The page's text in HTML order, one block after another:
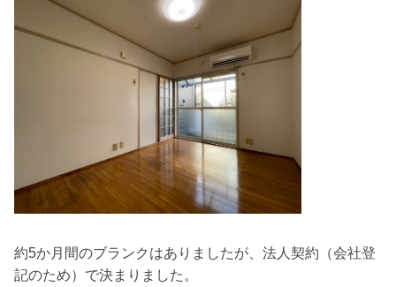
約5か月間のブランクはありましたが、法人契約（会社登
記のため）で決まりました。